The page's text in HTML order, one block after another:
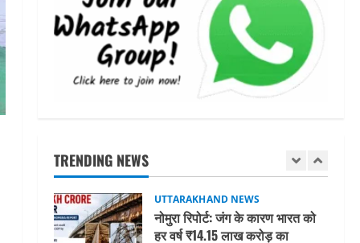
TRENDING NEWS
5
जिला चिकित्सालय के घटते राजस्व के
कारणों की जांच कर विस्तृत रिपोर्ट
प्रस्तुत करने के डीएम ने दिए निर्देश
July 31, 2026
1
STATES NEWS
UTTARAKHAND NEWS
नोमुरा रिपोर्ट: जंग के कारण भारत को
हर वर्ष ₹14.15 लाख करोड़ का